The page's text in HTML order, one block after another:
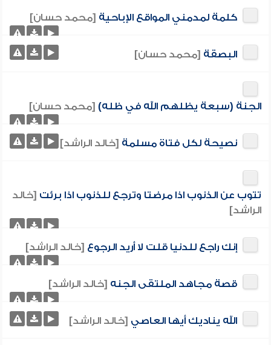
كلمة لمدمني المواقع الإباحية [محمد حسان]
البصقة [محمد حسان]
الجنة (سبعة يظلهم الله في ظله) [محمد حسان]
نصيحة لكل فتاة مسلمة [خالد الراشد]
تتوب عن الذنوب اذا مرضتا وترجع للذنوب اذا برئت [خالد
الراشد]
إنك راجع للدنيا قلت لا أريد الرجوع [خالد الراشد]
قصة مجاهد الملتقى الجنه [خالد الراشد]
الله يناديك أيها العاصي [خالد الراشد]